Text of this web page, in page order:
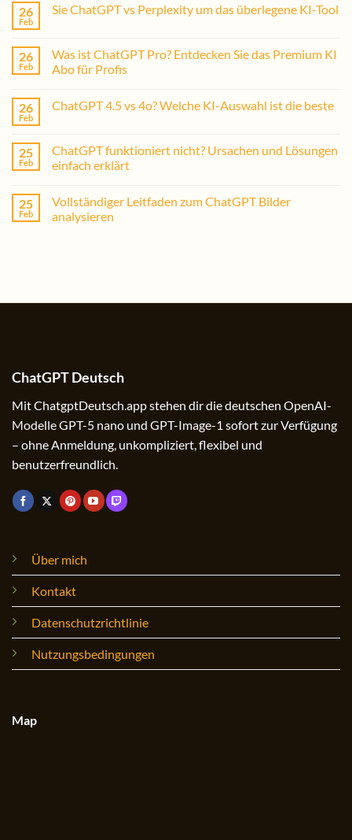
26
Feb
Sie ChatGPT vs Perplexity um das überlegene KI-Tool
26
Feb
Was ist ChatGPT Pro? Entdecken Sie das Premium KI
Abo für Profis
26
Feb
ChatGPT 4.5 vs 4o? Welche KI-Auswahl ist die beste
25
Feb
ChatGPT funktioniert nicht? Ursachen und Lösungen
einfach erklärt
25
Feb
Vollständiger Leitfaden zum ChatGPT Bilder
analysieren
ChatGPT Deutsch
Mit ChatgptDeutsch.app stehen dir die deutschen OpenAI-
Modelle GPT-5 nano und GPT-Image-1 sofort zur Verfügung
– ohne Anmeldung, unkompliziert, flexibel und
benutzerfreundlich.
Über mich
Kontakt
Datenschutzrichtlinie
Nutzungsbedingungen
Map